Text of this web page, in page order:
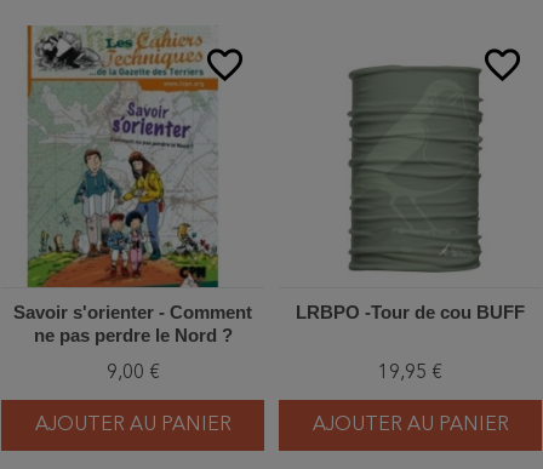
favorite_border
Savoir s'orienter - Comment
ne pas perdre le Nord ?
9,00 €
AJOUTER AU PANIER
favorite_border
LRBPO -Tour de cou BUFF
19,95 €
AJOUTER AU PANIER